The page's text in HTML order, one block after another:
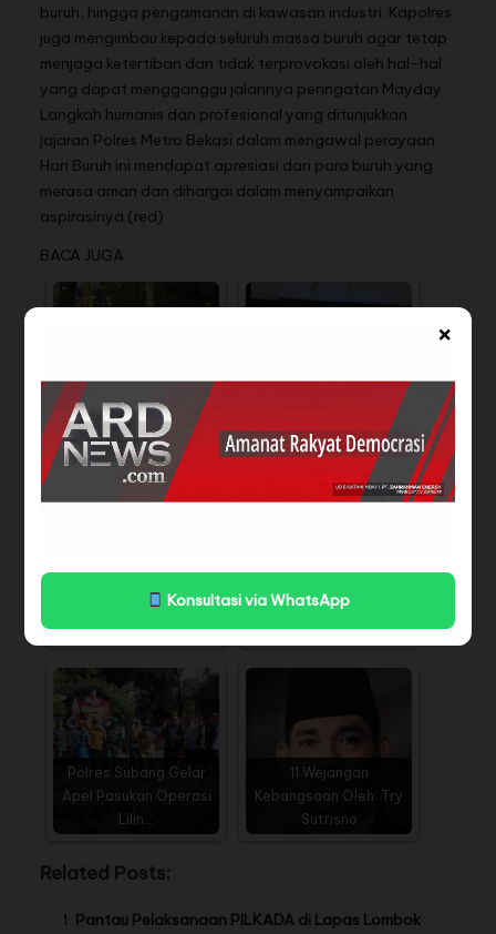
×
Konsultasi via WhatsApp
buruh, hingga pengamanan di kawasan industri. Kapolres
juga mengimbau kepada seluruh massa buruh agar tetap
menjaga ketertiban dan tidak terprovokasi oleh hal-hal
yang dapat mengganggu jalannya peringatan Mayday.
Langkah humanis dan profesional yang ditunjukkan
jajaran Polres Metro Bekasi dalam mengawal perayaan
Hari Buruh ini mendapat apresiasi dari para buruh yang
merasa aman dan dihargai dalam menyampaikan
aspirasinya.(red)
BACA JUGA
Sekda Di Mapolres
Subang, Apel Pasukan
dan Olahraga…
Restrukrurisasi Telkom
Spin-Off…
Tahun 2004 Tentara
Nasional…
ADVOKAT' :
Kriminalisasi Advokat…
Polres Subang Gelar
Apel Pasukan Operasi
Lilin…
11 Wejangan
Kebangsaan Oleh: Try
Sutrisno
Related Posts:
Pantau Pelaksanaan PILKADA di Lapas Lombok